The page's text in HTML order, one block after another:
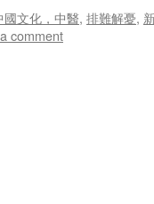
國文化，中醫, 排難解憂,
comment